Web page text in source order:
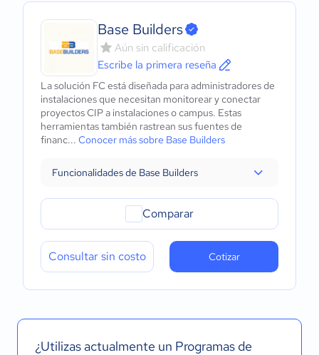
Base Builders
Aún sin calificación
Escribe la primera reseña
La solución FC está diseñada para administradores de
instalaciones que necesitan monitorear y conectar
proyectos CIP a instalaciones o campus. Estas
herramientas también rastrean sus fuentes de
financ... Conocer más sobre Base Builders
Funcionalidades de Base Builders
Comparar
Consultar sin costo Cotizar
¿Utilizas actualmente un Programas de